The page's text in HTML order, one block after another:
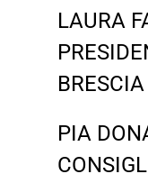
LAURA
BRESCIA
PIA